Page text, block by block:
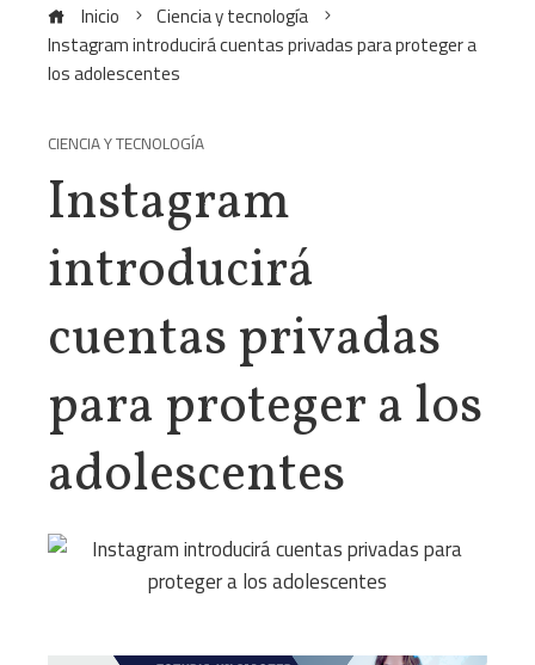
Inicio
Ciencia y tecnología
Instagram introducirá cuentas privadas para proteger a
los adolescentes
CIENCIA Y TECNOLOGÍA
Instagram
introducirá
cuentas privadas
para proteger a los
adolescentes